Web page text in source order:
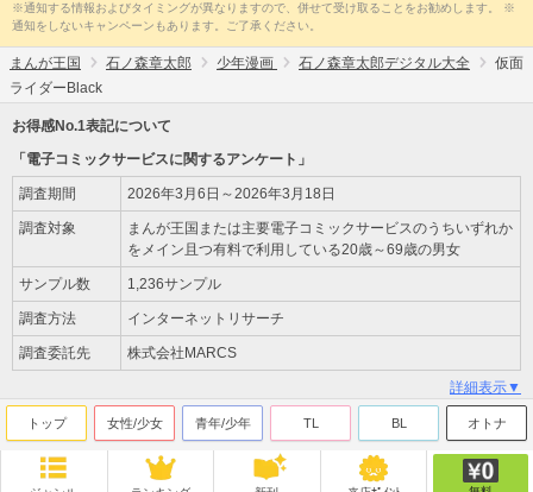
※通知する情報およびタイミングが異なりますので、併せて受け取ることをお勧めします。 ※
通知をしないキャンペーンもあります。ご了承ください。
まんが王国 石ノ森章太郎 少年漫画 石ノ森章太郎デジタル大全
仮面
ライダーBlack
お得感No.1表記について
「電子コミックサービスに関するアンケート」
調査期間 2026年3月6日～2026年3月18日
調査対象
まんが王国または主要電子コミックサービスのうちいずれか
をメイン且つ有料で利用している20歳～69歳の男女
サンプル数 1,236サンプル
調査方法 インターネットリサーチ
調査委託先 株式会社MARCS
詳細表示▼
トップ 女性/少女 青年/少年 TL BL オトナ